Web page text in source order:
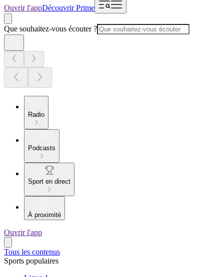
Ouvrir l'appDécouvrir Prime
Que souhaitez-vous écouter ?
Radio
Podcasts
Sport en direct
À proximité
Ouvrir l'app
Tous les contenus
Sports populaires